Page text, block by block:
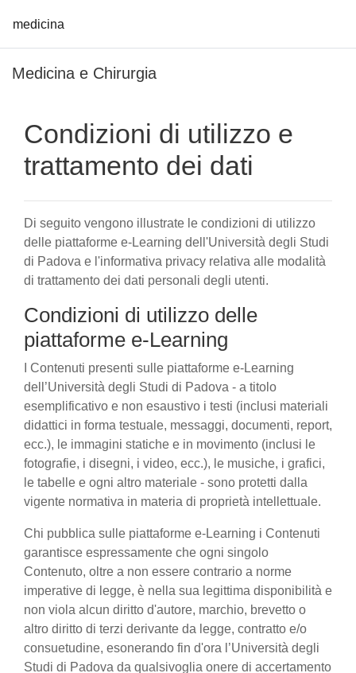
medicina
Medicina e Chirurgia
Condizioni di utilizzo e
trattamento dei dati
Di seguito vengono illustrate le condizioni di utilizzo
delle piattaforme e-Learning dell'Università degli Studi
di Padova e l'informativa privacy relativa alle modalità
di trattamento dei dati personali degli utenti.
Condizioni di utilizzo delle
piattaforme e-Learning
I Contenuti presenti sulle piattaforme e-Learning
dell’Università degli Studi di Padova - a titolo
esemplificativo e non esaustivo i testi (inclusi materiali
didattici in forma testuale, messaggi, documenti, report,
ecc.), le immagini statiche e in movimento (inclusi le
fotografie, i disegni, i video, ecc.), le musiche, i grafici,
le tabelle e ogni altro materiale - sono protetti dalla
vigente normativa in materia di proprietà intellettuale.
Chi pubblica sulle piattaforme e-Learning i Contenuti
garantisce espressamente che ogni singolo
Contenuto, oltre a non essere contrario a norme
imperative di legge, è nella sua legittima disponibilità e
non viola alcun diritto d'autore, marchio, brevetto o
altro diritto di terzi derivante da legge, contratto e/o
consuetudine, esonerando fin d'ora l’Università degli
Studi di Padova da qualsivoglia onere di accertamento